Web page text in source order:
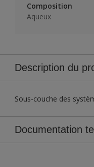
Composition
Aqueux
Description du
Sous-couche des
Documentation